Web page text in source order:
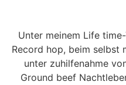
Unter meinem Life
Record hop, beim selbst
unter zuhilfenahme
Ground beef